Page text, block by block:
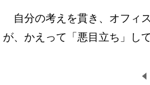
自分の考えを貫き、オフィ
が、かえって「悪目立ち」し